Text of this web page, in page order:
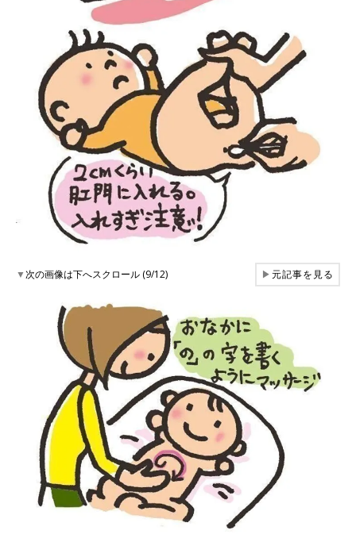
▼次の画像は下へスクロール (9/12) ▶元記事を見る